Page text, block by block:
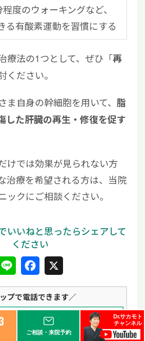
ご相談・来院予約
Dr.サカモト
チャンネル
度のウォーキングなど、
る有酸素運動を習慣にする
療法の1つとして、ぜひ「再
ください。
ま自身の幹細胞を用いて、 脂
した肝臓の再生・修復を促す
けでは効果が見られない方
治療を希望される方は、当院
ックにご相談ください。
L
n
F
c
X
プで電話できます／